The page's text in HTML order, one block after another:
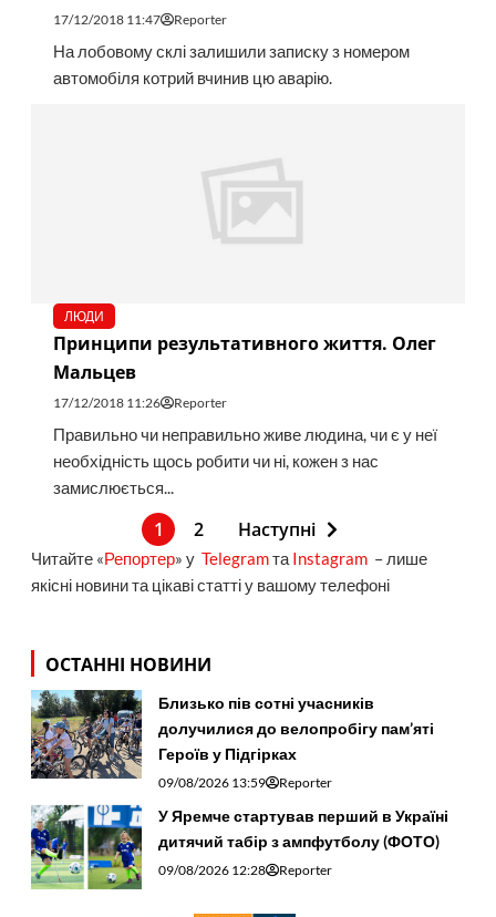
17/12/2018 11:47 Reporter
На лобовому склі залишили записку з номером
автомобіля котрий вчинив цю аварію.
ЛЮДИ
Принципи результативного життя. Олег
Мальцев
17/12/2018 11:26 Reporter
Правильно чи неправильно живе людина, чи є у неї
необхідність щось робити чи ні, кожен з нас
замислюється...
1 2 Наступні
Читайте «Репортер» у Telegramта Instagram– лише
якісні новини та цікаві статті у вашому телефоні
ОСТАННІ НОВИНИ
Близько пів сотні учасників
долучилися до велопробігу пам’яті
Героїв у Підгірках
09/08/2026 13:59 Reporter
У Яремче стартував перший в Україні
дитячий табір з ампфутболу (ФОТО)
09/08/2026 12:28 Reporter